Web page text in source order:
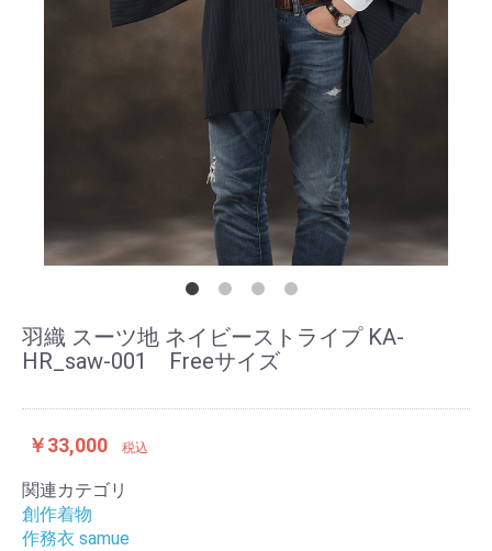
羽織 スーツ地 ネイビーストライプ KA-
HR_saw-001 Freeサイズ
￥33,000 税込
関連カテゴリ
創作着物
作務衣 samue